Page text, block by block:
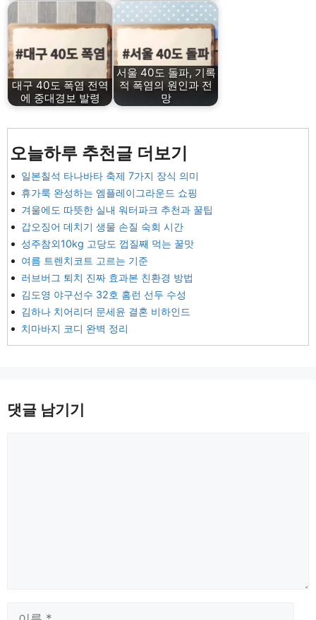
대구 40도 폭염 전역
에 중대경보 발령
서울 40도 돌파, 기록
적 폭염의 원인과 전
망
오늘하루 추천글 더보기
일본칠석 타나바타 축제 7가지 장식 의미
휴가룩 완성하는 엠플레이그라운드 쇼핑
겨울에도 따뜻한 실내 워터파크 추천과 꿀팁
갑오징어 데치기 생물 손질 숙회 시간
성주참외10kg 고당도 껍질째 먹는 꿀맛
여름 트렌치코트 고르는 기준
러브버그 퇴치 진짜 효과본 친환경 방법
김도영 야구선수 32호 홈런 선두 수성
김하나 치어리더 문세윤 결혼 비하인드
치마바지 코디 완벽 정리
댓글 남기기